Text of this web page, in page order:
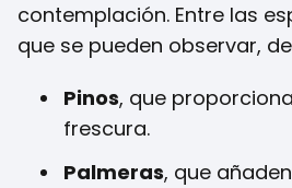
contemplación. Entre las
que se pueden observar,
Pinos, que
frescura.
Palmeras, que